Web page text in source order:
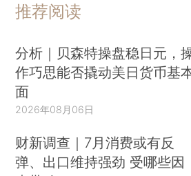
推荐阅读
分析｜贝森特操盘稳日元，
作巧思能否撬动美日货币基
面
2026年08月06日
财新调查｜7月消费或有反
弹、出口维持强劲 受哪些因